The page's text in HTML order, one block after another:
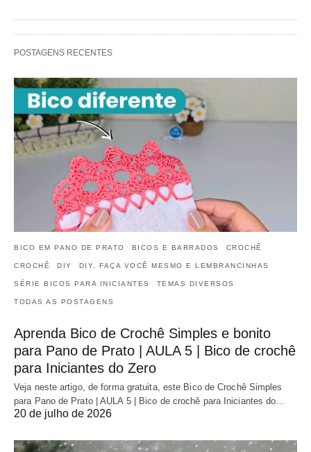
POSTAGENS RECENTES
BICO EM PANO DE PRATO BICOS E BARRADOS CROCHÊ
CROCHÊ DIY DIY, FAÇA VOCÊ MESMO E LEMBRANCINHAS
SÉRIE BICOS PARA INICIANTES TEMAS DIVERSOS
TODAS AS POSTAGENS
Aprenda Bico de Crochê Simples e bonito
para Pano de Prato | AULA 5 | Bico de crochê
para Iniciantes do Zero
Veja neste artigo, de forma gratuita, este Bico de Crochê Simples
para Pano de Prato | AULA 5 | Bico de crochê para Iniciantes do…
20 de julho de 2026